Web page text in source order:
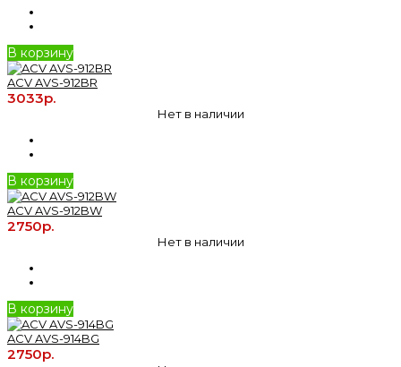
В корзину
ACV AVS-912BR
3033р.
Нет в наличии
В корзину
ACV AVS-912BW
2750р.
Нет в наличии
В корзину
ACV AVS-914BG
2750р.